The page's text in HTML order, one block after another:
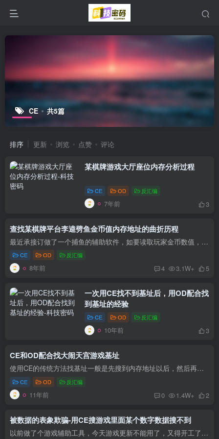
CE 共5篇
排序 更新 浏览 点赞 评论
某棋牌游戏大厅座位内存分析过程
CE OD 反汇编
7年前 3
查找某棋牌平台李逵劈鱼金币值内存地址的曲折历程
最近承接订做了一个捕鱼的辅助软件，如要读取玩家金币数值，但是查找对应内存地址的过程很曲折，可以说历尽千辛万苦才找到，走了不少弯路。所以将过程记录下来，防止以后遇到类似问题。 下图要...
CE OD 反汇编
8年前 4 3.1W+ 5
一次用CE找不到基址后，用OD配合找
到基址的经验
CE OD 反汇编
10年前 3
CE和OD配合找大闹天宫游戏基址
使用CE的传统方法找基址一般是先搜到内存地址以后，然后再查看是什么代码访问或者改写了该地址，再根据这行代码中的地址和偏移量一步步查找，例如我分析大闹天宫时，代表锁鱼类型的内存地址是：...
CE OD 反汇编
11年前 0 1.4W+ 2
被数据的表象欺骗-用CE搜游戏里面某个数字数据搜不到
以前做了个游戏辅助工具，今天游戏更新不能用了，又得开工了，不知道是不是这游戏跟我这小做辅助的故意过不去啊.... 刚开工就不顺利，要找的第一个数据怎么搜都搜不到，如下图： 精确搜索、根据...